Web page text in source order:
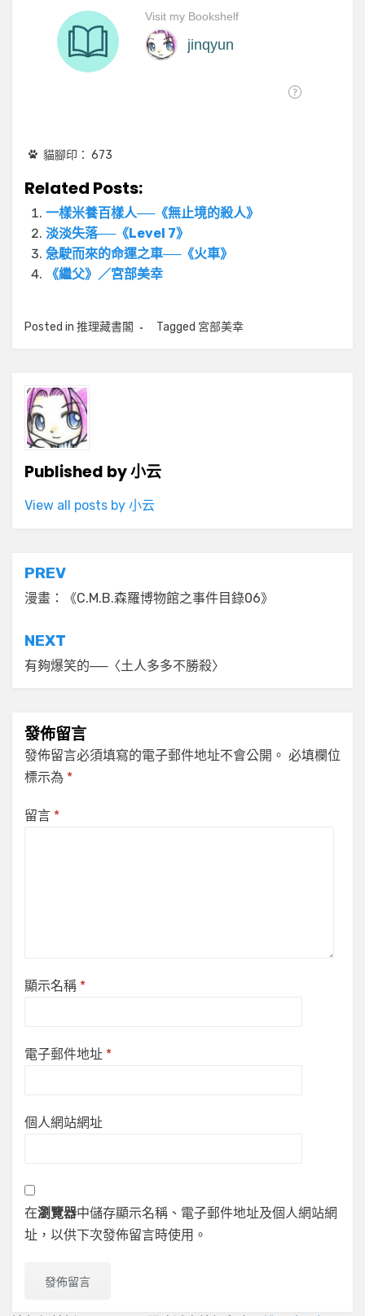
貓腳印： 673
Related Posts:
一樣米養百樣人──《無止境的殺人》
淡淡失落──《Level 7》
急駛而來的命運之車──《火車》
《繼父》／宮部美幸
Posted in 推理藏書閣 Tagged 宮部美幸
Published by小云
View all posts by 小云
文
章
導
覽
PREV
漫畫：《C.M.B.森羅博物館之事件目錄06》
NEXT
有夠爆笑的──〈土人多多不勝殺〉
發佈留言
發佈留言必須填寫的電子郵件地址不會公開。 必填欄位
標示為 *
留言 *
顯示名稱 *
電子郵件地址 *
個人網站網址
在瀏覽器中儲存顯示名稱、電子郵件地址及個人網站網
址，以供下次發佈留言時使用。